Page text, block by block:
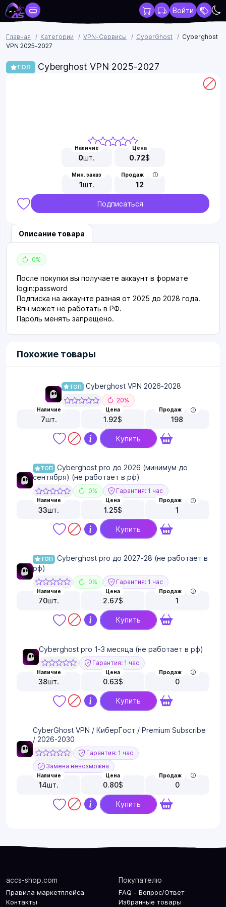
Войти
Главная Категории VPN-Сервисы CyberGhost
Cyberghost
VPN 2025-2027
ТОП Cyberghost VPN 2025-2027
Наличие
0шт.
Цена
0.72$
Мин. заказ
1шт.
Продаж
12
Подписаться
Описание товара
0%
После покупки вы получаете аккаунт в формате
login:password
Подписка на аккаунте разная от 2025 до 2028 года.
Впн может не работать в РФ.
Пароль менять запрещено.
Похожие товары
ТОП Cyberghost VPN 2026-2028
20%
Наличие
7шт.
Цена
1.92$
Продаж
198
Купить
ТОП
Cyberghost pro до 2026 (минимум до
сентября) (не работает в рф)
0% Гарантия: 1 час
Наличие
33шт.
Цена
1.25$
Продаж
1
Купить
ТОП
Cyberghost pro до 2027-28 (не работает в
рф)
0% Гарантия: 1 час
Наличие
70шт.
Цена
2.67$
Продаж
1
Купить
Cyberghost pro 1-3 месяца (не работает в рф)
Гарантия: 1 час
Наличие
38шт.
Цена
0.63$
Продаж
0
Купить
CyberGhost VPN / КиберГост / Premium Subscribe
/ 2026-2030
Гарантия: 1 час
Замена невозможна
Наличие
14шт.
Цена
0.80$
Продаж
0
Купить
accs-shop.com
Правила маркетплейса
Контакты
Покупателю
FAQ - Вопрос/Ответ
Избранные товары